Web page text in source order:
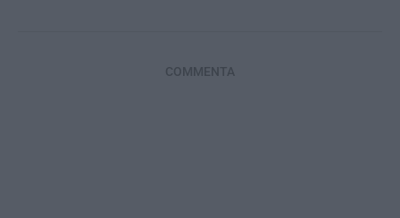
COMMENTA